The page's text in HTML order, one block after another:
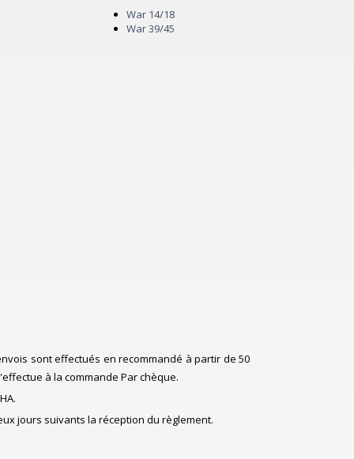
War 14/18
War 39/45
sont effectués en recommandé à partir de 50
à la commande Par chèque.
jours suivants la réception du règlement.